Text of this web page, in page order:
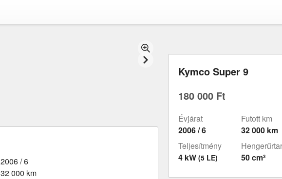
Kymco Super 9
180 000 Ft
Évjárat
2006 / 6
Futott km
32 000 km
Teljesítmény
4 kW (5 LE)
50 cm³
2006 / 6
32 000 km